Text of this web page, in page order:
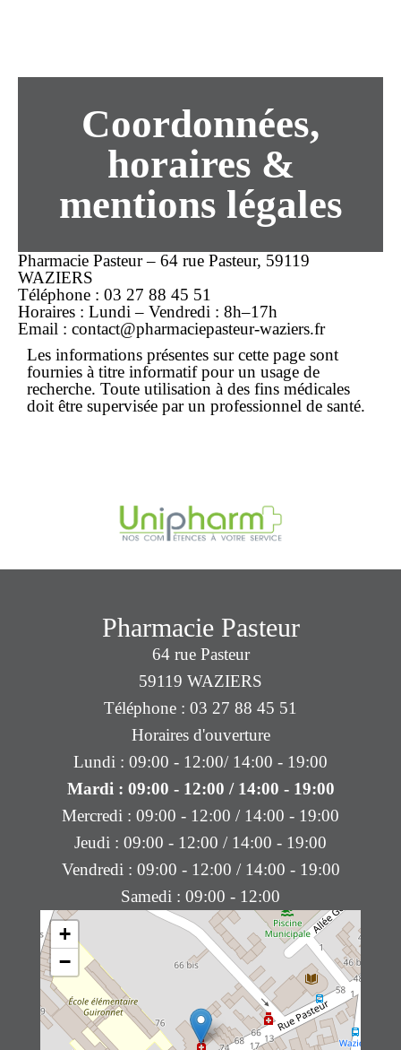
Coordonnées,
horaires &
mentions légales
Pharmacie Pasteur– 64 rue Pasteur, 59119
WAZIERS
Téléphone : 03 27 88 45 51
Horaires : Lundi – Vendredi : 8h–17h
Email : contact@pharmaciepasteur-waziers.fr
Les informations présentes sur cette page sont
fournies à titre informatif pour un usage de
recherche. Toute utilisation à des fins médicales
doit être supervisée par un professionnel de santé.
+
−
Pharmacie Pasteur
64 rue Pasteur
59119 WAZIERS
Téléphone : 03 27 88 45 51
Horaires d'ouverture
Lundi : 09:00 - 12:00/ 14:00 - 19:00
Mardi : 09:00 - 12:00 / 14:00 - 19:00
Mercredi : 09:00 - 12:00 / 14:00 - 19:00
Jeudi : 09:00 - 12:00 / 14:00 - 19:00
Vendredi : 09:00 - 12:00 / 14:00 - 19:00
Samedi : 09:00 - 12:00